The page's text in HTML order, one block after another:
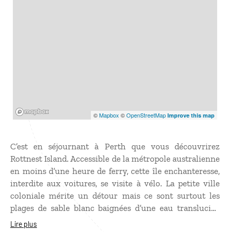
©Mapbox ©OpenStreetMap Improve this map
C’est en séjournant à Perth que vous découvrirez
Rottnest Island. Accessible de la métropole australienne
en moins d’une heure de ferry, cette île enchanteresse,
interdite aux voitures, se visite à vélo. La petite ville
coloniale mérite un détour mais ce sont surtout les
plages de sable blanc baignées d’une eau translucide
qui font la renommée de Rottnest Island. Les plus
Lire plus